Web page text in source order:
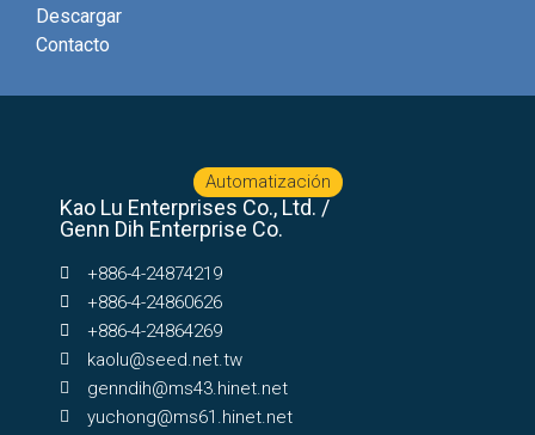
Descargar
Contacto
Automatización
Kao Lu Enterprises Co., Ltd. /
Genn Dih Enterprise Co.
+886-4-24874219
+886-4-24860626
+886-4-24864269
kaolu@seed.net.tw
genndih@ms43.hinet.net
yuchong@ms61.hinet.net